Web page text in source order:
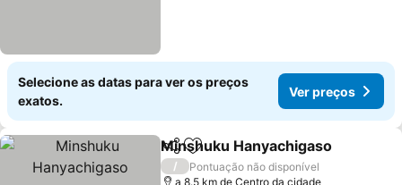
Selecione as datas para ver os preços
exatos.
Ver preços
PartilharAdicionar aos favoritos
Minshuku Hanyachigaso
/
Pontuação não disponível
a 8.5 km de Centro da cidade